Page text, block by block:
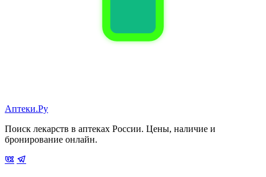
Аптеки.Ру
Поиск лекарств в аптеках России. Цены, наличие и
бронирование онлайн.